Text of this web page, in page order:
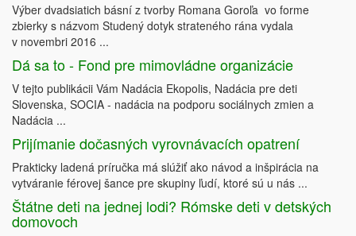
Výber dvadsiatich básní z tvorby Romana Goroľa vo forme
zbierky s názvom Studený dotyk strateného rána vydala
v novembri 2016 ...
Dá sa to - Fond pre mimovládne organizácie
V tejto publikácii Vám Nadácia Ekopolis, Nadácia pre deti
Slovenska, SOCIA - nadácia na podporu sociálnych zmien a
Nadácia ...
Prijímanie dočasných vyrovnávacích opatrení
Prakticky ladená príručka má slúžiť ako návod a inšpirácia na
vytváranie férovej šance pre skupiny ľudí, ktoré sú u nás ...
Štátne deti na jednej lodi? Rómske deti v detských
domovoch